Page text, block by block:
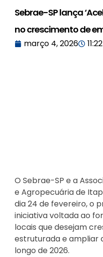
Sebrae-SP lança
no crescimento de
março 4, 2026
O Sebrae-SP e a
e Agropecuária de
dia 24 de fevereiro, o
iniciativa voltada ao
locais que desejam
estruturada e ampliar
longo de 2026.